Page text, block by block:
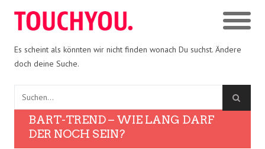
Es scheint als könnten wir nicht finden wonach Du suchst. Ändere
doch deine Suche.
BART-TREND – WIE LANG DARF
DER NOCH SEIN?